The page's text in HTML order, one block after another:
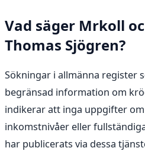
Vad säger Mrkoll
Thomas Sjögren?
Sökningar i allmänna register
begränsad information om
indikerar att inga uppgifter
inkomstnivåer eller
har publicerats via dessa